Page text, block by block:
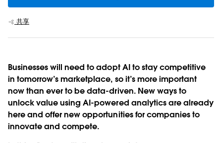
共享
Businesses will need to adopt AI to stay competitive
in tomorrow’s marketplace, so it’s more important
now than ever to be data-driven. New ways to
unlock value using AI-powered analytics are already
here and offer new opportunities for companies to
innovate and compete.